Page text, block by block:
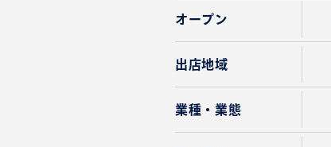
オープン
出店地域
業種・業態